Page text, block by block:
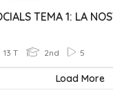
13 T 2nd 5
Load More